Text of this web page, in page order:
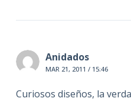
Anidados
MAR 21, 2011 / 15:46
Curiosos diseños, la